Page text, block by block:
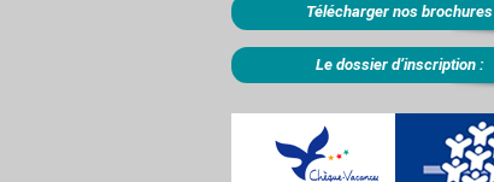
Télécharger nos brochures
Le dossier d’inscription :